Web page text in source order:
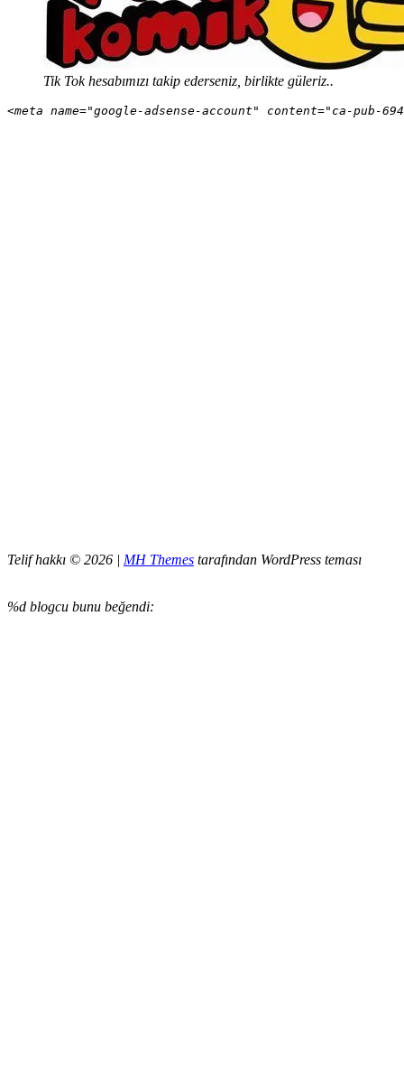
Tik Tok hesabımızı takip ederseniz, birlikte güleriz..
<meta name="google-adsense-account" content="ca-pub-
Telif hakkı © 2026 | MH Themes tarafından WordPress teması
%d blogcu bunu beğendi: